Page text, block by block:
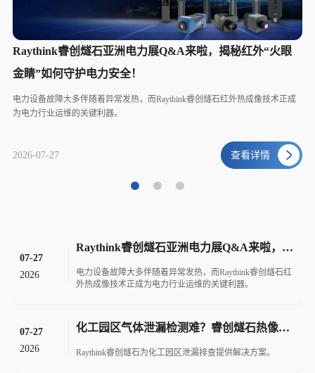
Raythink睿创燧石亚洲电力展Q&A来啦，揭秘红外“火眼
金睛”如何守护电力安全！
电力设备故障大多伴随着异常发热，而Raythink睿创燧石红外热成像技术正成
为电力行业运维的关键利器。
2026-07-27 查看详情
07-27
2026
Raythink睿创燧石亚洲电力展Q&A来啦，揭秘红外“火眼金睛”如何守护电力安全！
电力设备故障大多伴随着异常发热，而Raythink睿创燧石红
外热成像技术正成为电力行业运维的关键利器。
07-27
2026
化工园区气体泄漏检测难？睿创燧石热像仪+AI智守隐形防线
Raythink睿创燧石为化工园区泄漏排查提供解决方案。